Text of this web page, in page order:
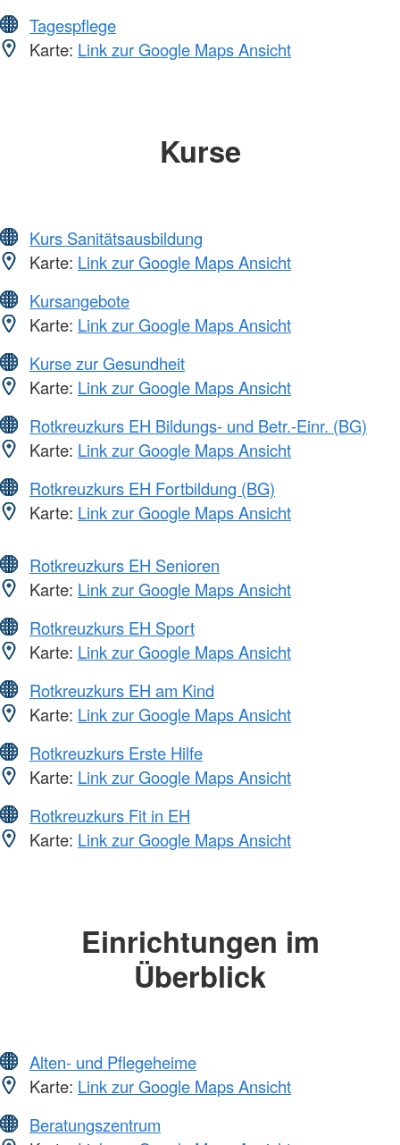
Tagespflege
Karte: Link zur Google Maps Ansicht
Kurse
Kurs Sanitätsausbildung
Karte: Link zur Google Maps Ansicht
Kursangebote
Karte: Link zur Google Maps Ansicht
Kurse zur Gesundheit
Karte: Link zur Google Maps Ansicht
Rotkreuzkurs EH Bildungs- und Betr.-Einr. (BG)
Karte: Link zur Google Maps Ansicht
Rotkreuzkurs EH Fortbildung (BG)
Karte: Link zur Google Maps Ansicht
Rotkreuzkurs EH Senioren
Karte: Link zur Google Maps Ansicht
Rotkreuzkurs EH Sport
Karte: Link zur Google Maps Ansicht
Rotkreuzkurs EH am Kind
Karte: Link zur Google Maps Ansicht
Rotkreuzkurs Erste Hilfe
Karte: Link zur Google Maps Ansicht
Rotkreuzkurs Fit in EH
Karte: Link zur Google Maps Ansicht
Einrichtungen im
Überblick
Alten- und Pflegeheime
Karte: Link zur Google Maps Ansicht
Beratungszentrum